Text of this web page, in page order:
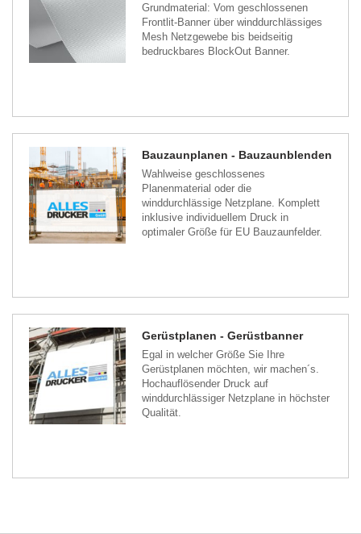
Grundmaterial: Vom geschlossenen
Frontlit-Banner über winddurchlässiges
Mesh Netzgewebe bis beidseitig
bedruckbares BlockOut Banner.
Bauzaunplanen - Bauzaunblenden
Wahlweise geschlossenes
Planenmaterial oder die
winddurchlässige Netzplane. Komplett
inklusive individuellem Druck in
optimaler Größe für EU Bauzaunfelder.
Gerüstplanen - Gerüstbanner
Egal in welcher Größe Sie Ihre
Gerüstplanen möchten, wir machen´s.
Hochauflösender Druck auf
winddurchlässiger Netzplane in höchster
Qualität.